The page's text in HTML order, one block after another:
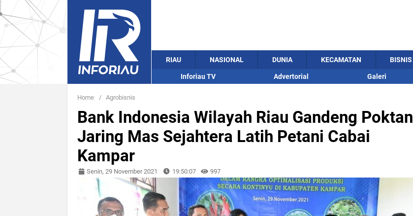
RIAU NASIONAL DUNIA KECAMATAN BISNIS
Inforiau TV Advertorial Galeri
Home / Agrobisnis
Bank Indonesia Wilayah Riau Gandeng Poktan
Jaring Mas Sejahtera Latih Petani Cabai
Kampar
Senin, 29 November 2021 19:50:07 997